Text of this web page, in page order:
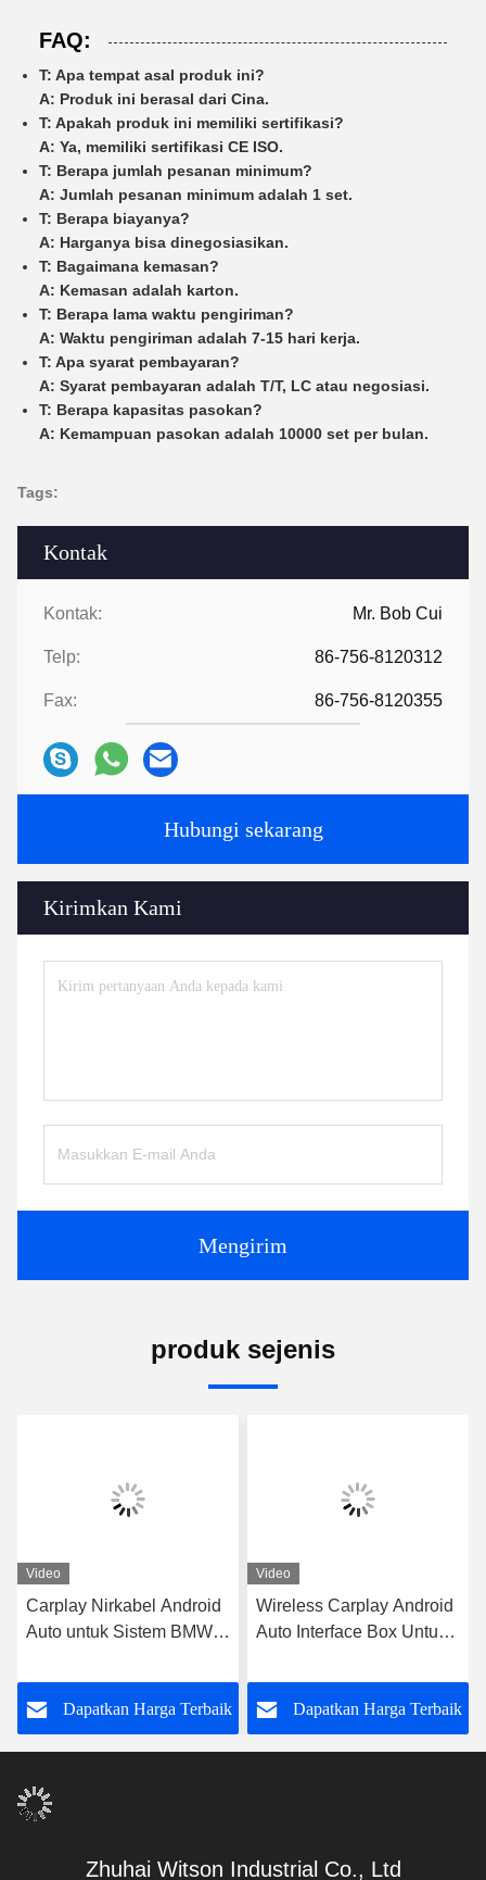
Kontak
Kontak: Mr. Bob Cui
Telp: 86-756-8120312
Fax: 86-756-8120355
Hubungi sekarang
Kirimkan Kami
Mengirim
FAQ:
T: Apa tempat asal produk ini?
A: Produk ini berasal dari Cina.
T: Apakah produk ini memiliki sertifikasi?
A: Ya, memiliki sertifikasi CE ISO.
T: Berapa jumlah pesanan minimum?
A: Jumlah pesanan minimum adalah 1 set.
T: Berapa biayanya?
A: Harganya bisa dinegosiasikan.
T: Bagaimana kemasan?
A: Kemasan adalah karton.
T: Berapa lama waktu pengiriman?
A: Waktu pengiriman adalah 7-15 hari kerja.
T: Apa syarat pembayaran?
A: Syarat pembayaran adalah T/T, LC atau negosiasi.
T: Berapa kapasitas pasokan?
A: Kemampuan pasokan adalah 10000 set per bulan.
Tags:
produk sejenis
Video
Carplay Nirkabel Android
Auto untuk Sistem BMW
Dapatkan Harga Terbaik
Video
Wireless Carplay Android
Auto Interface Box Untuk
DS5 2013-2017
Dapatkan Harga Terbaik
Zhuhai Witson Industrial Co., Ltd